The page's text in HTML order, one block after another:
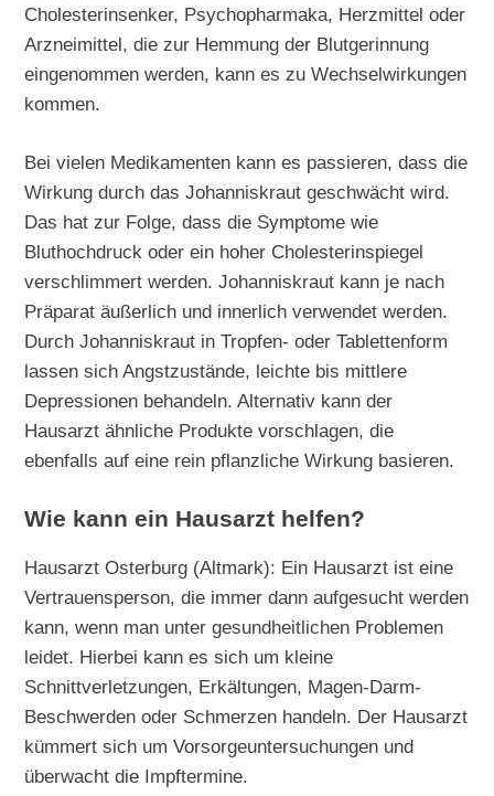
Cholesterinsenker, Psychopharmaka, Herzmittel oder
Arzneimittel, die zur Hemmung der Blutgerinnung
eingenommen werden, kann es zu Wechselwirkungen
kommen.
Bei vielen Medikamenten kann es passieren, dass die
Wirkung durch das Johanniskraut geschwächt wird.
Das hat zur Folge, dass die Symptome wie
Bluthochdruck oder ein hoher Cholesterinspiegel
verschlimmert werden. Johanniskraut kann je nach
Präparat äußerlich und innerlich verwendet werden.
Durch Johanniskraut in Tropfen- oder Tablettenform
lassen sich Angstzustände, leichte bis mittlere
Depressionen behandeln. Alternativ kann der
Hausarzt ähnliche Produkte vorschlagen, die
ebenfalls auf eine rein pflanzliche Wirkung basieren.
Wie kann ein Hausarzt helfen?
Hausarzt Osterburg (Altmark): Ein Hausarzt ist eine
Vertrauensperson, die immer dann aufgesucht werden
kann, wenn man unter gesundheitlichen Problemen
leidet. Hierbei kann es sich um kleine
Schnittverletzungen, Erkältungen, Magen-Darm-
Beschwerden oder Schmerzen handeln. Der Hausarzt
kümmert sich um Vorsorgeuntersuchungen und
überwacht die Impftermine.